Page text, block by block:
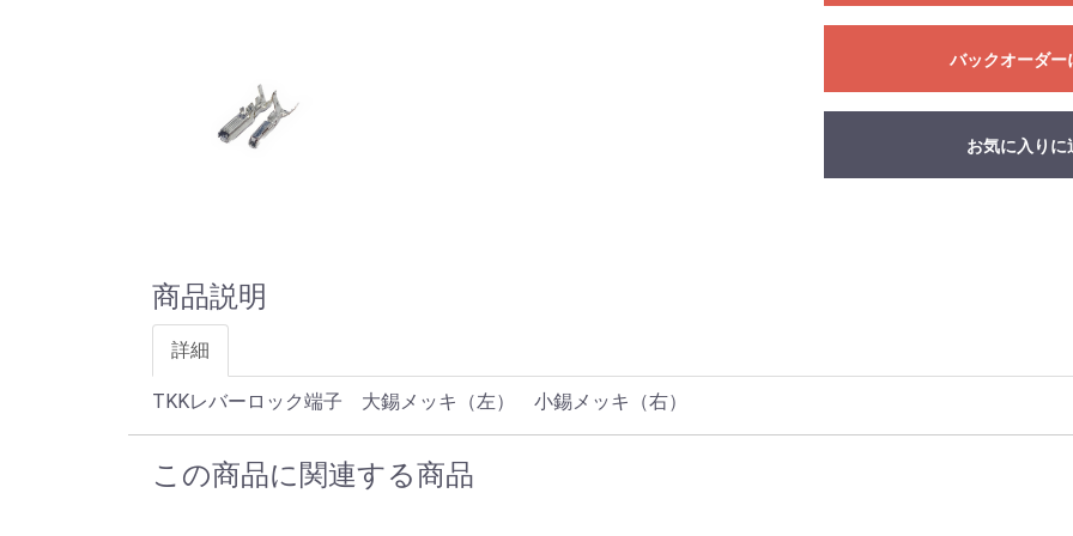
バックオーダー
お気に入りに
商品説明
詳細
TKKレバーロック端子 大錫メッキ（左） 小錫メッキ（右）
この商品に関連する商品